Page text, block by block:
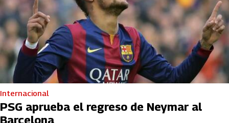
Internacional
PSG aprueba el regreso de Neymar al
Barcelona